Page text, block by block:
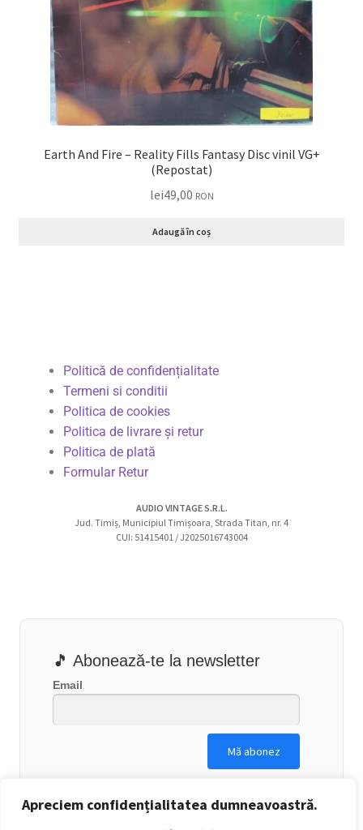
Apreciem confidențialitatea dumneavoastră.
Earth And Fire – Reality Fills Fantasy Disc vinil VG+
(Repostat)
lei49,00 RON
Adaugă în coș
Politică de confidențialitate
Termeni si conditii
Politica de cookies
Politica de livrare și retur
Politica de plată
Formular Retur
AUDIO VINTAGE S.R.L.
Jud. Timiș, Municipiul Timișoara, Strada Titan, nr. 4
CUI: 51415401 / J2025016743004
🎵 Abonează-te la newsletter
Email